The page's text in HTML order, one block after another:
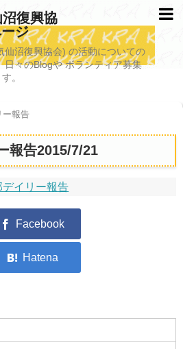
復興協
ジ
沼復興協会) の活動についての
日々のBlogや ボランティア募集
。
ー報告
報告2015/7/21
デイリー報告
業
動ボランティア募集 NEW